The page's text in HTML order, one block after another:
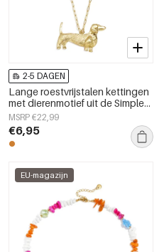
2-5 DAGEN
Lange roestvrijstalen kettingen
met dierenmotief uit de Simple
Daily Simple-serie voor dames.
MSRP €22,99
€6,95
EU-magazijn